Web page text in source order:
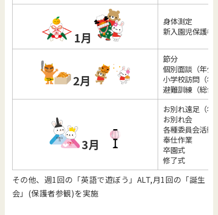
1月
身体測定
新入園児保護者
2月
節分
個別面談（年少
小学校訪問（年
避難訓練（総合
3月
お別れ遠足（年
お別れ会
各種委員会活動
奉仕作業
卒園式
修了式
その他、週1回の「英語で遊ぼう」ALT,月1回の「誕生
会」(保護者参観)を実施